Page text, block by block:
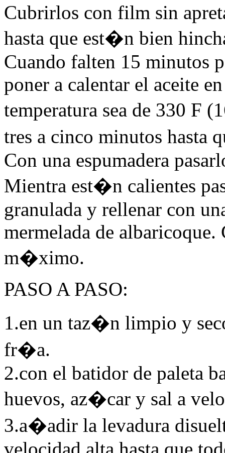
Cubrirlos con film sin
hasta que est�n bien
Cuando falten 15 minutos
poner a calentar el aceite
temperatura sea de 330 F
tres a cinco minutos hasta
Con una espumadera
Mientra est�n calientes
granulada y rellenar con
mermelada de
m�ximo.
PASO A PASO:
1.en un taz�n limpio y
fr�a.
2.con el batidor de paleta
huevos, az�car y sal a
3.a�adir la levadura